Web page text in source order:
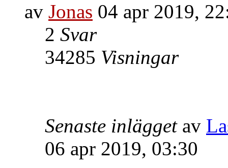
av Jonas 04 apr 2019,
2 Svar
34285 Visningar
Senaste inlägget av
06 apr 2019, 03:30